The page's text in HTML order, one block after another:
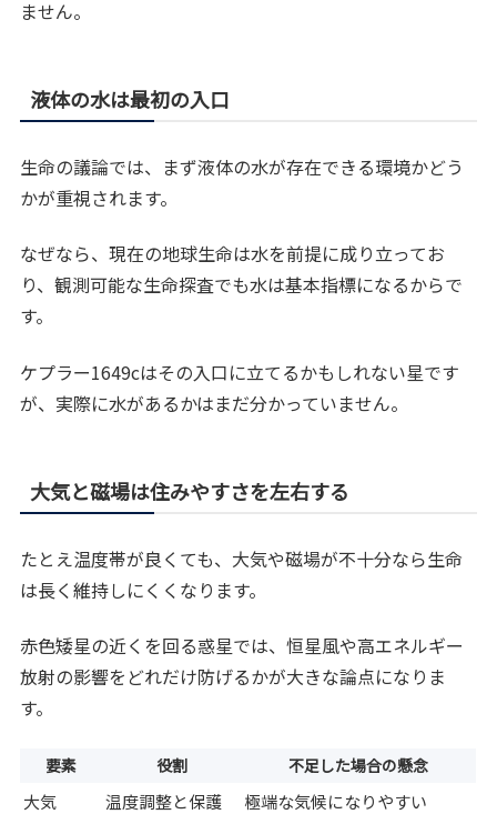
ません。
液体の水は最初の入口
生命の議論では、まず液体の水が存在できる環境かどう
かが重視されます。
なぜなら、現在の地球生命は水を前提に成り立ってお
り、観測可能な生命探査でも水は基本指標になるからで
す。
ケプラー1649cはその入口に立てるかもしれない星です
が、実際に水があるかはまだ分かっていません。
大気と磁場は住みやすさを左右する
たとえ温度帯が良くても、大気や磁場が不十分なら生命
は長く維持しにくくなります。
赤色矮星の近くを回る惑星では、恒星風や高エネルギー
放射の影響をどれだけ防げるかが大きな論点になりま
す。
要素 役割 不足した場合の懸念
大気 温度調整と保護
極端な気候になりやすい